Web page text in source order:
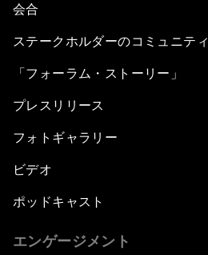
会合
ステークホルダーのコミュニティ
「フォーラム・ストーリー」
プレスリリース
フォトギャラリー
ビデオ
ポッドキャスト
エンゲージメント